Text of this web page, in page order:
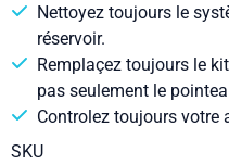
Nettoyez toujours le
réservoir.
Remplaçez toujours le
pas seulement le
Controlez toujours votre
SKU